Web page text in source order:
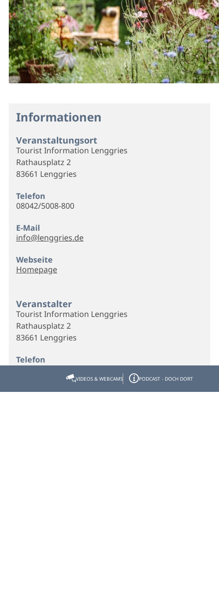
Informationen
Veranstaltungsort
Tourist Information Lenggries
Rathausplatz 2
83661 Lenggries
Telefon
08042/5008-800
E-Mail
info@lenggries.de
Webseite
Homepage
Veranstalter
Tourist Information Lenggries
Rathausplatz 2
83661 Lenggries
Telefon
Webseite
VIDEOS & WEBCAMS PODCAST - DOCH DORT